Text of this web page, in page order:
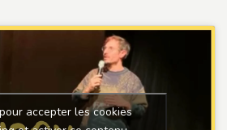
accepter les cookies